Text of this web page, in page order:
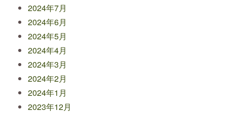
2024年7月
2024年6月
2024年5月
2024年4月
2024年3月
2024年2月
2024年1月
2023年12月